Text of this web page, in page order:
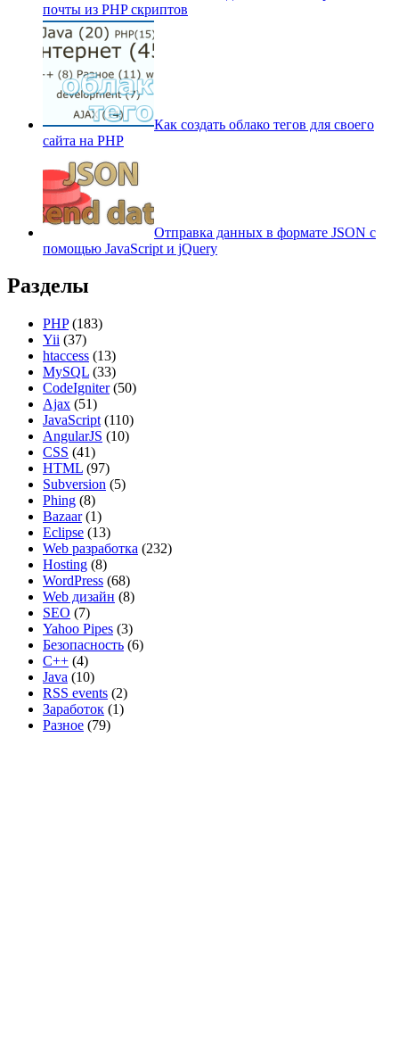
почты из PHP скриптов
Как создать облако тегов для своего
сайта на PHP
Отправка данных в формате JSON с
помощью JavaScript и jQuery
Разделы
PHP(183)
Yii (37)
htaccess (13)
MySQL (33)
CodeIgniter(50)
Ajax (51)
JavaScript (110)
AngularJS (10)
CSS (41)
HTML (97)
Subversion (5)
Phing (8)
Bazaar(1)
Eclipse (13)
Web разработка (232)
Hosting (8)
WordPress (68)
Web дизайн (8)
SEO (7)
Yahoo Pipes (3)
Безопасность (6)
C++ (4)
Java (10)
RSS events (2)
Заработок (1)
Разное (79)